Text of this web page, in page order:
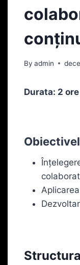
By admin
Durata: 2 ore